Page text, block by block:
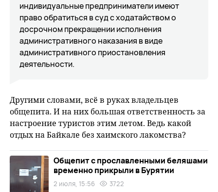
индивидуальные предприниматели имеют
право обратиться в суд с ходатайством о
досрочном прекращении исполнения
административного наказания в виде
административного приостановления
деятельности.
Другими словами, всё в руках владельцев
общепита. И на них большая ответственность за
настроение туристов этим летом. Ведь какой
отдых на Байкале без хаимского лакомства?
Общепит с прославленными беляшами
временно прикрыли в Бурятии
2 июля, 15:56 3722